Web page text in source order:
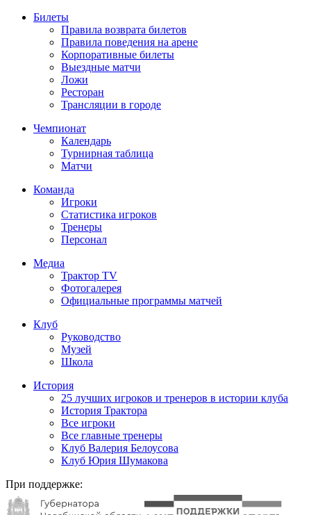
Билеты
Правила возврата билетов
Правила поведения на арене
Корпоративные билеты
Выездные матчи
Ложи
Ресторан
Трансляции в городе
Чемпионат
Календарь
Турнирная таблица
Матчи
Команда
Игроки
Статистика игроков
Тренеры
Персонал
Медиа
Трактор TV
Фотогалерея
Официальные программы матчей
Клуб
Руководство
Музей
Школа
История
25 лучших игроков и тренеров в истории клуба
История Трактора
Все игроки
Все главные тренеры
Клуб Валерия Белоусова
Клуб Юрия Шумакова
При поддержке: